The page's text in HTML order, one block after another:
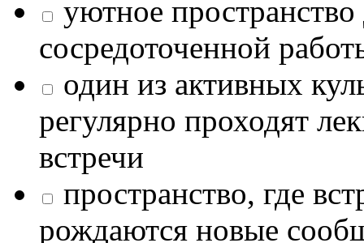
уютное
сосредоточенной
один из активных
регулярно проходят
встречи
пространство, где
рождаются новые